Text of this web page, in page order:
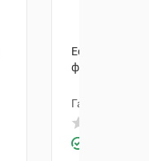
Ескувіт
флакон
Галичфарм